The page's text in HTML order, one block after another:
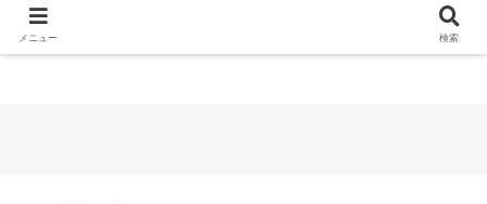
メニュー 検索